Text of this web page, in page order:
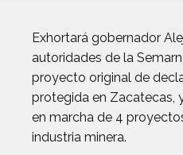
Exhortará gobernador
autoridades de la
proyecto original de
protegida en Zacatecas,
en marcha de 4
industria minera.